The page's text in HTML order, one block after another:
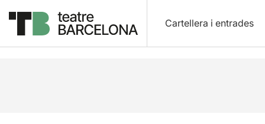
Cartellera i entrades